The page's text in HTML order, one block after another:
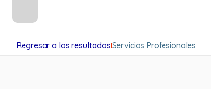
Regresar a los resultadosServicios Profesionales